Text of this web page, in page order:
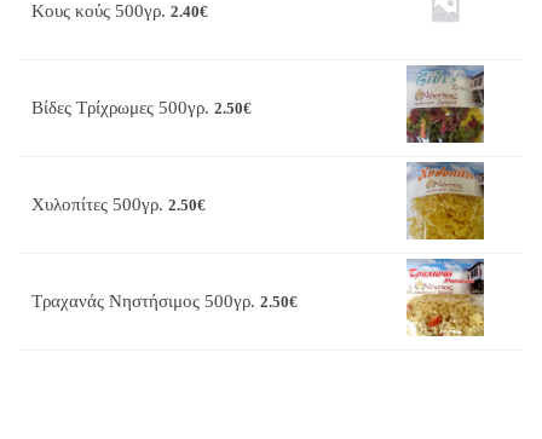
Κους κούς 500γρ. 2.40€
Βίδες Τρίχρωμες 500γρ. 2.50€
Χυλοπίτες 500γρ. 2.50€
Τραχανάς Νηστήσιμος 500γρ. 2.50€